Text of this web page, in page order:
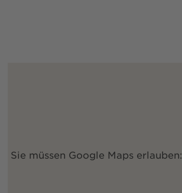
Sie müssen Google Maps erlauben: